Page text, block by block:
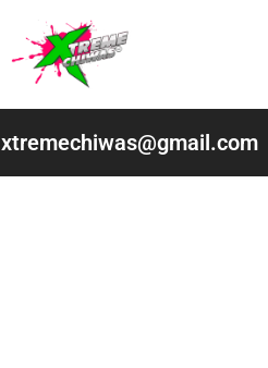
contenido
xtremechiwas@gmail.com